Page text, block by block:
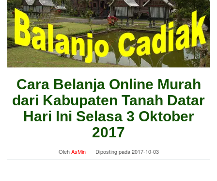
Cara Belanja Online Murah
dari Kabupaten Tanah Datar
Hari Ini Selasa 3 Oktober
2017
OlehAsMin Diposting pada2017-10-03